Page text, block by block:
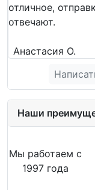
отличное,
отвечают.
Анастасия О.
Наши
Мы работаем с
1997 года